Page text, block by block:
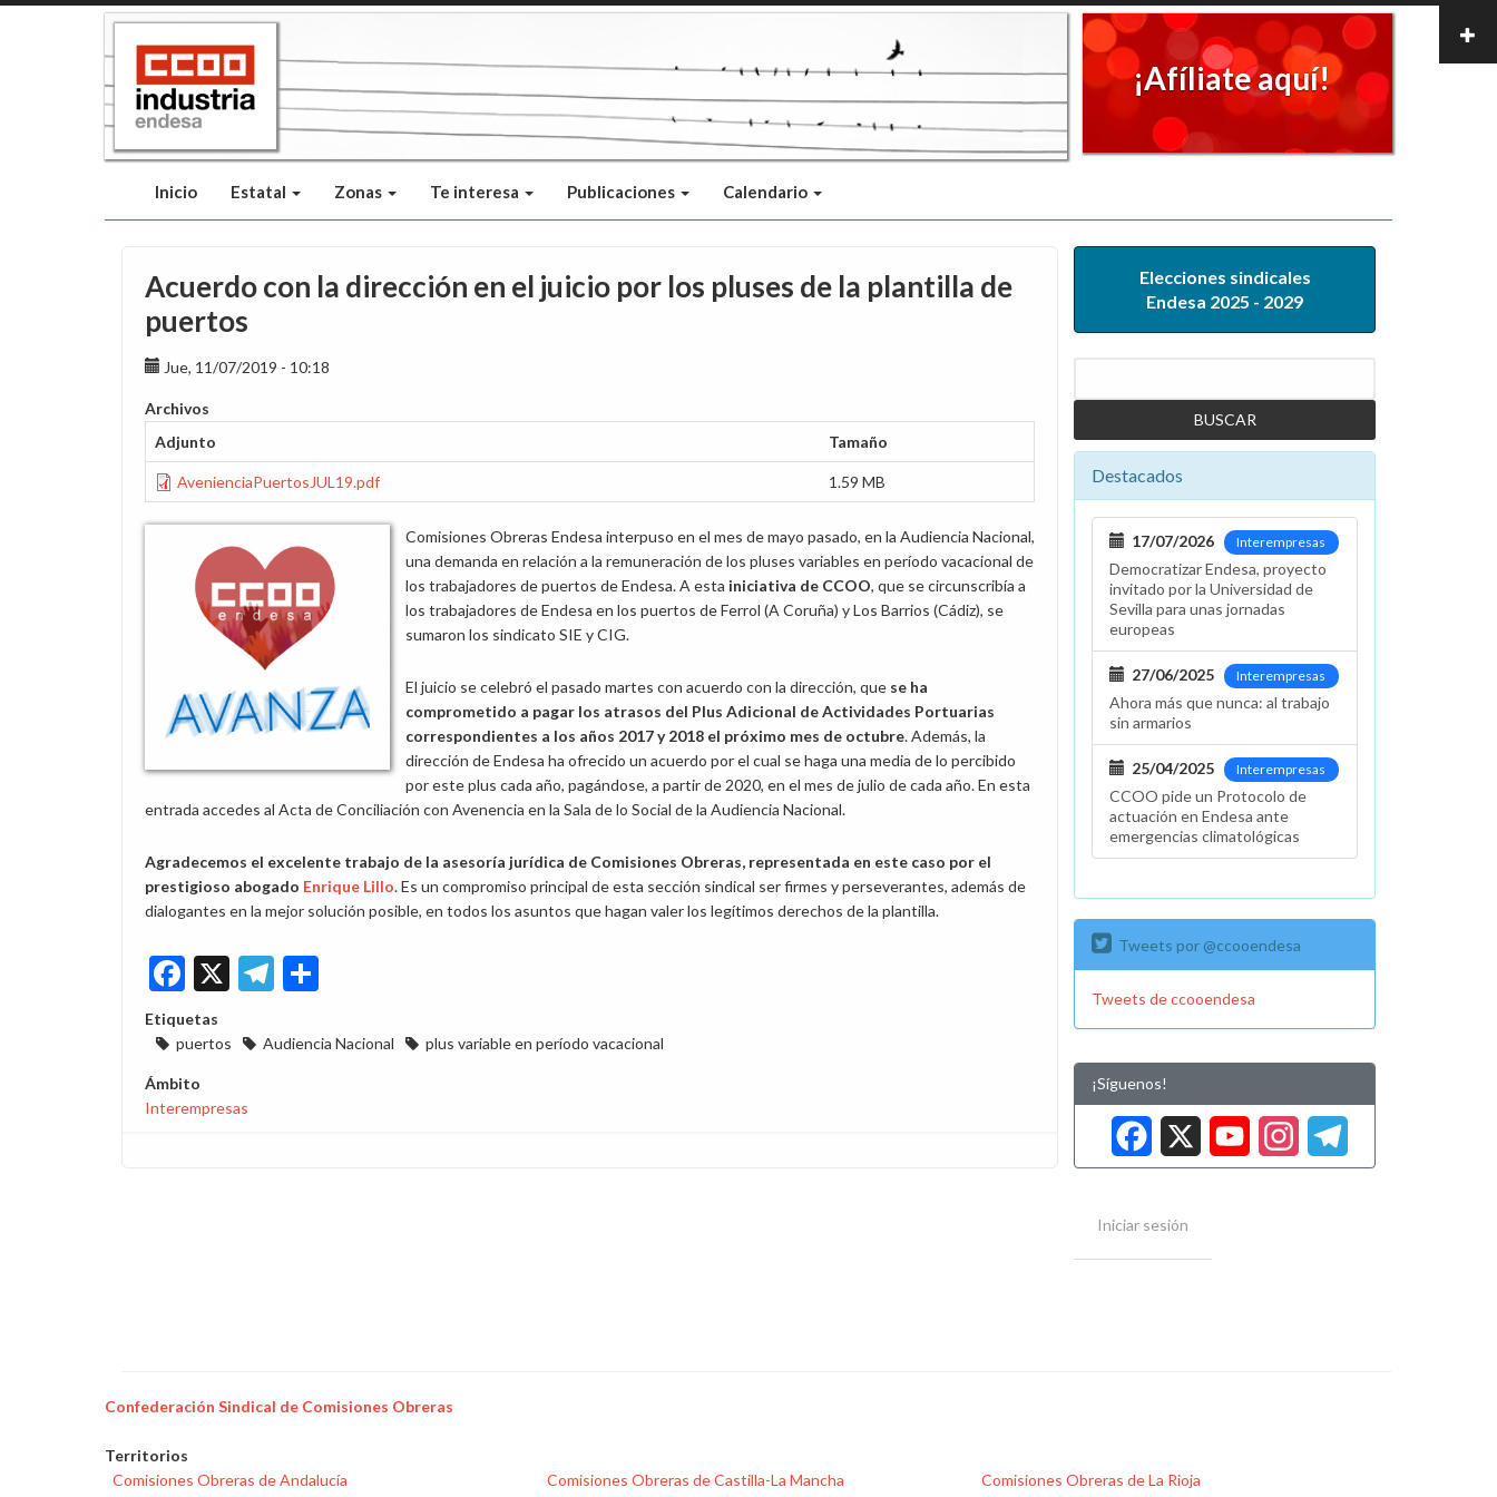
¡Afíliate aquí!
Inicio Estatal Zonas Te interesa Publicaciones Calendario
Acuerdo con la dirección en el juicio por los pluses de la plantilla de
puertos
Jue, 11/07/2019 - 10:18
Archivos
Adjunto
Tamaño
AvenienciaPuertosJUL19.pdf 1.59 MB
Comisiones Obreras Endesa interpuso en el mes de mayo pasado, en la Audiencia Nacional,
una demanda en relación a la remuneración de los pluses variables en período vacacional de
los trabajadores de puertos de Endesa. A esta iniciativa de CCOO, que se circunscribía a
los trabajadores de Endesa en los puertos de Ferrol (A Coruña) y Los Barrios (Cádiz), se
sumaron los sindicato SIE y CIG.
El juicio se celebró el pasado martes con acuerdo con la dirección, que se ha
comprometido a pagar los atrasos del Plus Adicional de Actividades Portuarias
correspondientes a los años 2017 y 2018 el próximo mes de octubre. Además, la
dirección de Endesa ha ofrecido un acuerdo por el cual se haga una media de lo percibido
por este plus cada año, pagándose, a partir de 2020, en el mes de julio de cada año. En esta
entrada accedes al Acta de Conciliación con Avenencia en la Sala de lo Social de la Audiencia Nacional.
Agradecemos el excelente trabajo de la asesoría jurídica de Comisiones Obreras, representada en este caso por el
prestigioso abogado Enrique Lillo. Es un compromiso principal de esta sección sindical ser firmes y perseverantes, además de
dialogantes en la mejor solución posible, en todos los asuntos que hagan valer los legítimos derechos de la plantilla.
Facebook
X Telegram
Etiquetas
puertos
Audiencia Nacional plus variable en período vacacional
Ámbito
Interempresas
Elecciones sindicales
Endesa 2025 - 2029
Destacados
Interempresas
17/07/2026
Democratizar Endesa, proyecto
invitado por la Universidad de
Sevilla para unas jornadas
europeas
Interempresas
27/06/2025
Ahora más que nunca: al trabajo
sin armarios
Interempresas
25/04/2025
CCOO pide un Protocolo de
actuación en Endesa ante
emergencias climatológicas
Tweets por @ccooendesa
Tweets de ccooendesa
¡Síguenos!
Facebook
XYouTube
Iniciar sesión
Confederación Sindical de Comisiones Obreras
Territorios
Comisiones Obreras de Andalucía
Comisiones Obreras de Castilla-La Mancha
Comisiones Obreras de La Rioja